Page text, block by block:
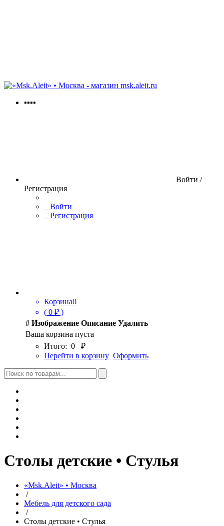
msk.aleit.ru
▪▪▪▪
Войти /
Регистрация
Войти
Регистрация
Корзина0
( 0 ₽ )
# Изображение Описание Удалить
Ваша корзина пуста
Итого: 0
₽
Перейти в корзину Оформить
Столы детские • Стулья
«Msk.Aleit» • Москва
/
Мебель для детского сада
/
Столы детские • Стулья